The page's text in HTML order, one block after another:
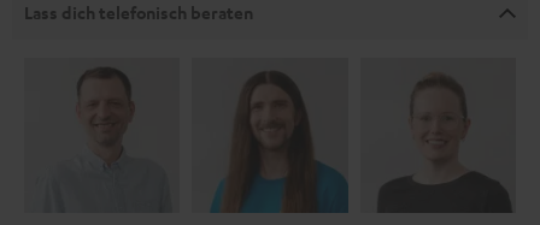
Lass dich telefonisch beraten